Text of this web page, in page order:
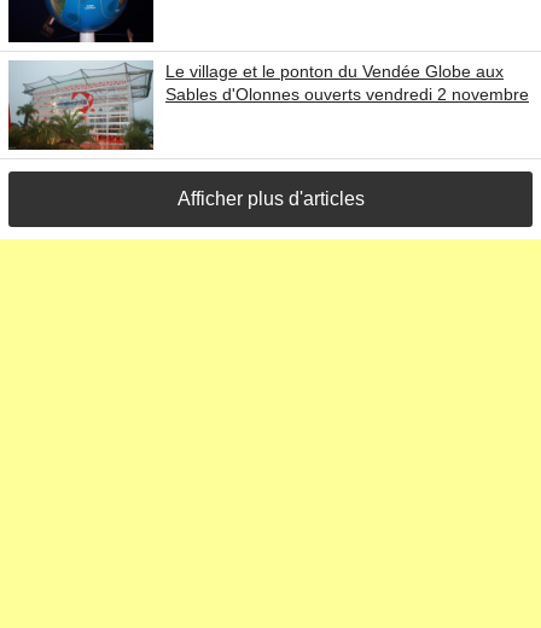
Le village et le ponton du Vendée Globe aux
Sables d'Olonnes ouverts vendredi 2 novembre
Afficher plus d'articles